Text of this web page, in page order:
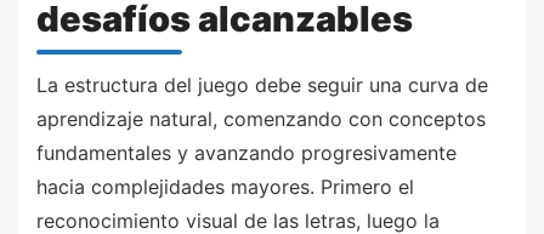
desafíos alcanzables
La estructura del juego debe seguir una curva de
aprendizaje natural, comenzando con conceptos
fundamentales y avanzando progresivamente
hacia complejidades mayores. Primero el
reconocimiento visual de las letras, luego la